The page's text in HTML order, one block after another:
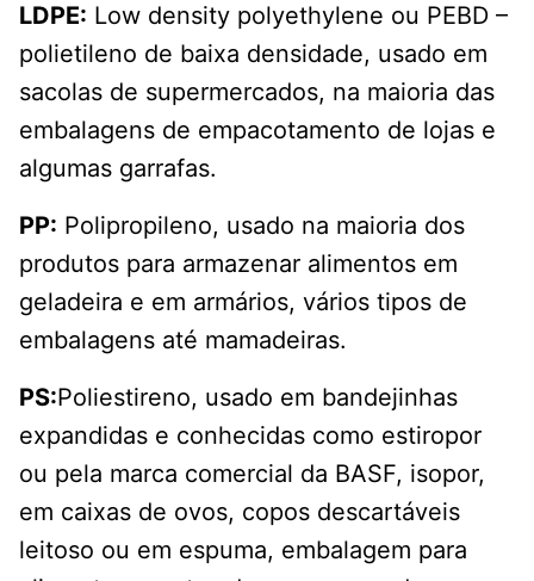
LDPE: Low density polyethylene ou PEBD –
polietileno de baixa densidade, usado em
sacolas de supermercados, na maioria das
embalagens de empacotamento de lojas e
algumas garrafas.
PP: Polipropileno, usado na maioria dos
produtos para armazenar alimentos em
geladeira e em armários, vários tipos de
embalagens até mamadeiras.
PS:Poliestireno, usado em bandejinhas
expandidas e conhecidas como estiropor
ou pela marca comercial da BASF, isopor,
em caixas de ovos, copos descartáveis
leitoso ou em espuma, embalagem para